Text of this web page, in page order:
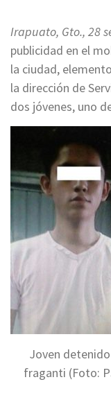
Irapuato, Gto., 28
publicidad en el
la ciudad,
la dirección de
dos jóvenes, uno
Joven
fraganti (Foto: